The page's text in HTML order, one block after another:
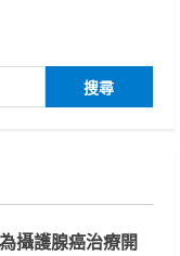
攝護腺癌治療開